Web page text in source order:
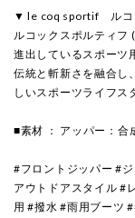
▼ le coq sportif ルコ
ルコックスポルティ
進出しているスポーツ
伝統と斬新さを融合し
しいスポーツライフス
■素材 ： アッパー：合
#フロントジッパー #
アウトドアスタイル #
用 #撥水 #雨用ブーツ